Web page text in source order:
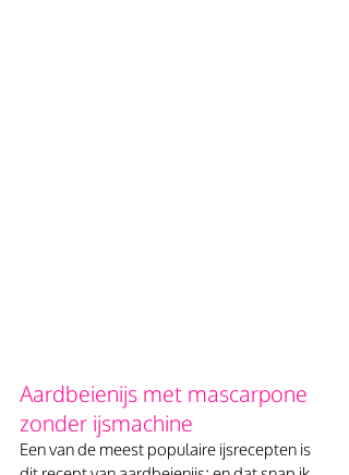
Aardbeienijs met mascarpone
zonder ijsmachine
Een van de meest populaire ijsrecepten is